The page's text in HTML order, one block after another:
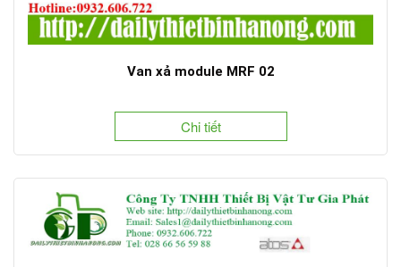
Van xả module MRF 02
Chi tiết